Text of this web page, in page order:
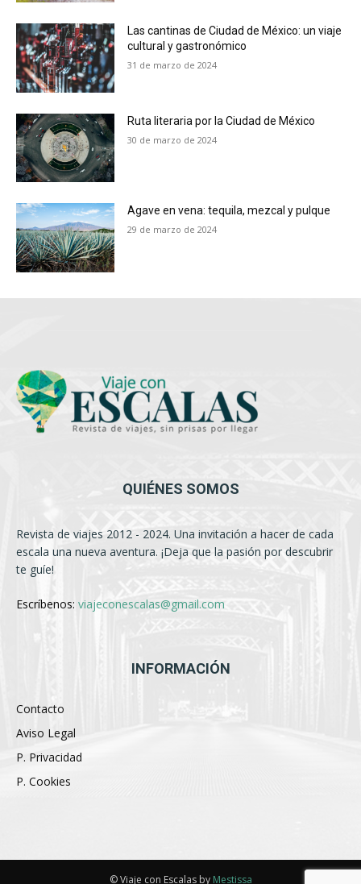
Las cantinas de Ciudad de México: un viaje
cultural y gastronómico
31 de marzo de 2024
Ruta literaria por la Ciudad de México
30 de marzo de 2024
Agave en vena: tequila, mezcal y pulque
29 de marzo de 2024
QUIÉNES SOMOS
Revista de viajes 2012 - 2024. Una invitación a hacer de cada
escala una nueva aventura. ¡Deja que la pasión por descubrir
te guíe!
Escríbenos: viajeconescalas@gmail.com
INFORMACIÓN
Contacto
Aviso Legal
P. Privacidad
P. Cookies
© Viaje con Escalas by Mestissa